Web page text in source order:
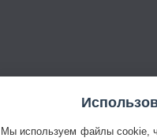
Мы используем файлы cookie,